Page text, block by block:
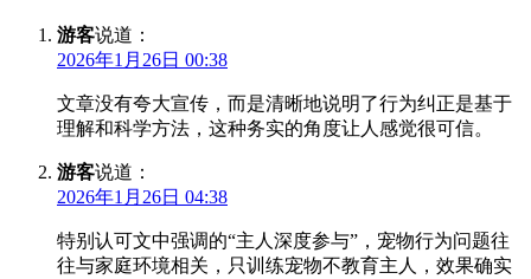
游客说道：
2026年1月26日 00:38
文章没有夸大宣传，而是清晰地说明了行为纠正是基于
理解和科学方法，这种务实的角度让人感觉很可信。
游客说道：
2026年1月26日 04:38
特别认可文中强调的“主人深度参与”，宠物行为问题往
往与家庭环境相关，只训练宠物不教育主人，效果确实